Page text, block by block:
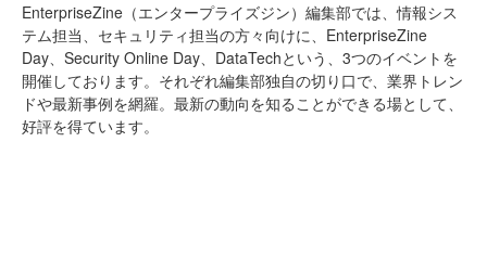
EnterpriseZine（エンタープライズジン）編集部では、情報シス
テム担当、セキュリティ担当の方々向けに、EnterpriseZine
Day、Security Online Day、DataTechという、3つのイベントを
開催しております。それぞれ編集部独自の切り口で、業界トレン
ドや最新事例を網羅。最新の動向を知ることができる場として、
好評を得ています。